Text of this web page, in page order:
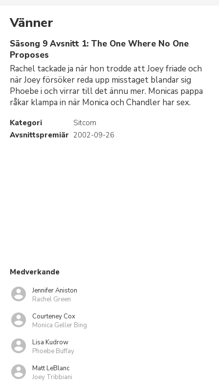
Vänner
Säsong 9 Avsnitt 1: The One Where No One
Proposes
Rachel tackade ja när hon trodde att Joey friade och
när Joey försöker reda upp misstaget blandar sig
Phoebe i och virrar till det ännu mer. Monicas pappa
råkar klampa in när Monica och Chandler har sex.
Kategori
Sitcom
Avsnittspremiär 2002-09-26
Medverkande
Jennifer Aniston
Rachel Green
Courteney Cox
Monica Geller Bing
Lisa Kudrow
Phoebe Buffay
Matt LeBlanc
Joey Tribbiani